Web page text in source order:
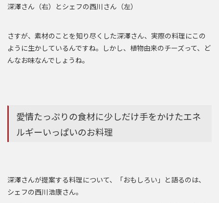
深澤さん（右）とシェフの西川さん（左）
さすが、素材のことを知り尽くした深澤さん、実際の料理にこの
ように生かしているんですね。しかし、植物由来のチーズって、ど
んなお味なんでしょうね。
愛情たっぷりの食材に少しだけ手をかけたエネ
ルギーいっぱいのお料理
深澤さんが提案する料理について、「おもしろい」と語るのは、
シェフの西川浩康さん。